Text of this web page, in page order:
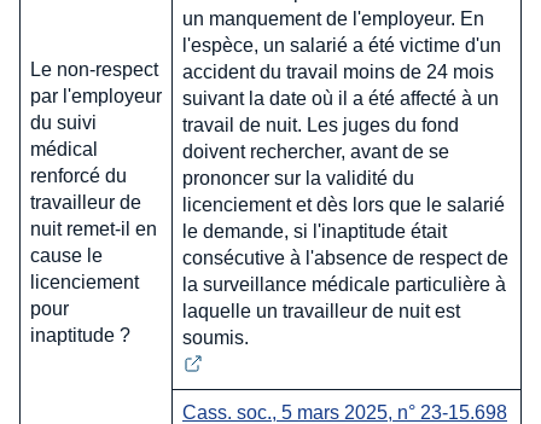
Le non-respect
par l'employeur
du suivi
médical
renforcé du
travailleur de
nuit remet-il en
cause le
licenciement
pour
inaptitude ?
un manquement de l'employeur. En
l'espèce, un salarié a été victime d'un
accident du travail moins de 24 mois
suivant la date où il a été affecté à un
travail de nuit. Les juges du fond
doivent rechercher, avant de se
prononcer sur la validité du
licenciement et dès lors que le salarié
le demande, si l'inaptitude était
consécutive à l'absence de respect de
la surveillance médicale particulière à
laquelle un travailleur de nuit est
soumis.
Cass. soc., 5 mars 2025, n° 23-15.698